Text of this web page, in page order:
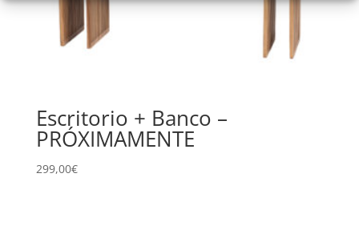
Escritorio + Banco –
PRÓXIMAMENTE
299,00€